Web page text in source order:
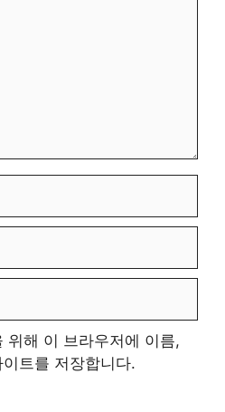
위해 이 브라우저에 이름,
트를 저장합니다.